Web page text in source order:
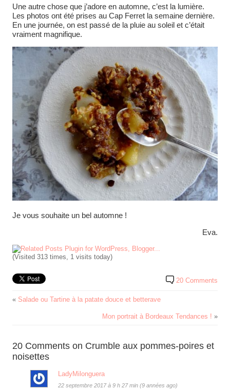
Une autre chose que j’adore en automne, c’est la lumière.
Les photos ont été prises au Cap Ferret la semaine dernière.
En une journée, on est passé de la pluie au soleil et c’était
vraiment magnifique.
Je vous souhaite un bel automne !
Eva.
(Visited 313 times, 1 visits today)
20 Comments
« Salade ou Tartine à la patate douce et betterave
Mon portrait à Bordeaux Tendances ! »
20 Comments on Crumble aux pommes-poires et
noisettes
LadyMilonguera
22 septembre 2017 à 9 h 27 min (9 années ago)